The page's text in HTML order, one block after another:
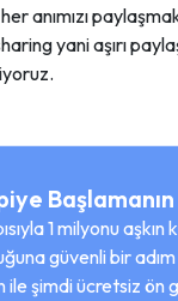
anımızı
yani aşırı
Başlamanın
1 milyonu aşkın
güvenli bir adım
ile şimdi ücretsiz ön